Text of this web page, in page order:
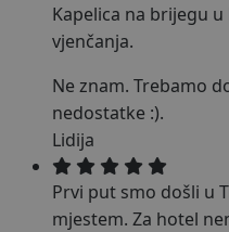
Kapelica na brijegu
vjenčanja.
Ne znam. Trebamo
nedostatke :).
Lidija
Prvi put smo došli u
mjestem. Za hotel